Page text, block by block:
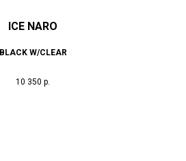
ICE NARO
BLACK W/CLEAR
10 350 р.